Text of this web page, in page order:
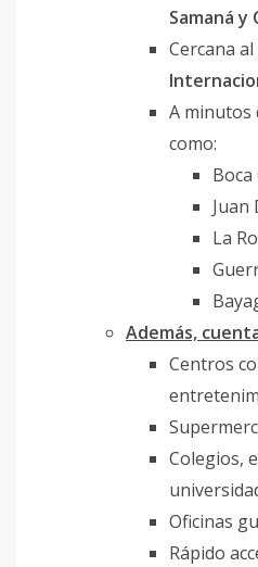
Samaná
Cercana al
A minutos
como:
Boca
Juan
La
Además,
Centros
Colegios,
Oficinas
Rápido